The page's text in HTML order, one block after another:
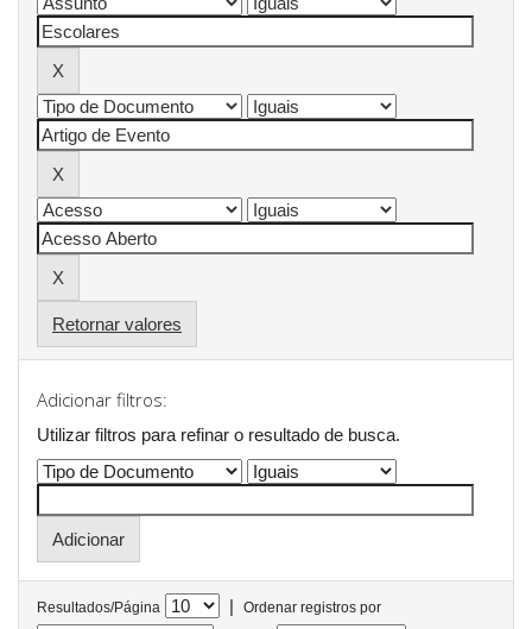
Retornar valores
Adicionar filtros:
Utilizar filtros para refinar o resultado de busca.
Resultados/Página |
Ordenar registros por